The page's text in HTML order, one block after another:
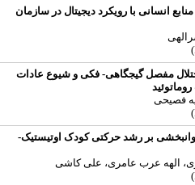
انسانی با رویکرد دیجیتال در سازمان
مفصل گیجگاهی- فکی و شیوع عادات
فصیحی
بر رشد حرکتی کودک اوتیستیک-
الهه عرب عامری، علی کاشی